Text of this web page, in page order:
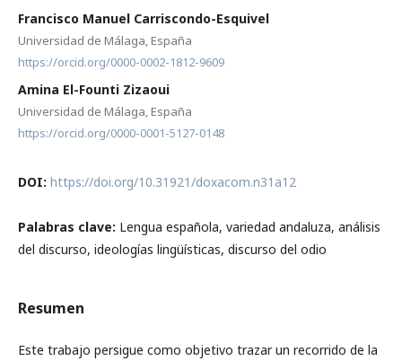
Francisco Manuel Carriscondo-Esquivel
Universidad de Málaga, España
https://orcid.org/0000-0002-1812-9609
Amina El-Founti Zizaoui
Universidad de Málaga, España
https://orcid.org/0000-0001-5127-0148
DOI: https://doi.org/10.31921/doxacom.n31a12
Palabras clave: Lengua española, variedad andaluza, análisis
del discurso, ideologías lingüísticas, discurso del odio
Resumen
Este trabajo persigue como objetivo trazar un recorrido de la